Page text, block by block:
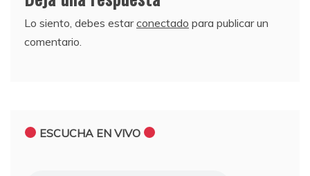
Lo siento, debes estarconectado para publicar un
comentario.
ESCUCHA EN VIVO